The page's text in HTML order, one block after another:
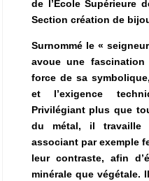
de l’École Supérieure
Section création de
Surnommé le «
avoue une
force de sa
et l’exigence
Privilégiant plus que
du métal, il travaille
associant par exemple
leur contraste, afin
minérale que végétale.